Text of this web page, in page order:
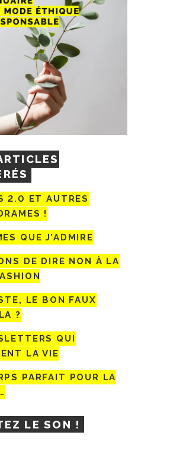
2.0 ET AUTRES
!
QUE J’ADMIRE
DE DIRE NON À LA
LE BON FAUX
?
QUI
LA VIE
PARFAIT POUR LA
LE SON !